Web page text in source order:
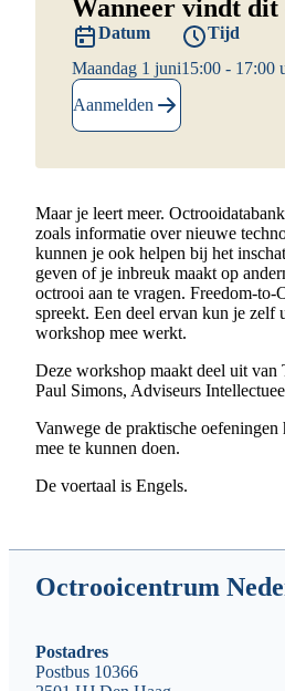
Wanneer vindt dit
Datum
Maandag 1 juni
Tijd
15:00 - 17:00
Aanmelden
Maar je leert meer.
zoals informatie over nieuwe
kunnen je ook helpen bij het
geven of je inbreuk maakt op
octrooi aan te vragen. Freedom-to-
spreekt. Een deel ervan kun je zelf
workshop mee werkt.
Deze workshop maakt deel uit
Paul Simons, Adviseurs
Vanwege de praktische
mee te kunnen doen.
De voertaal is Engels.
Octrooicentrum
Postadres
Postbus 10366